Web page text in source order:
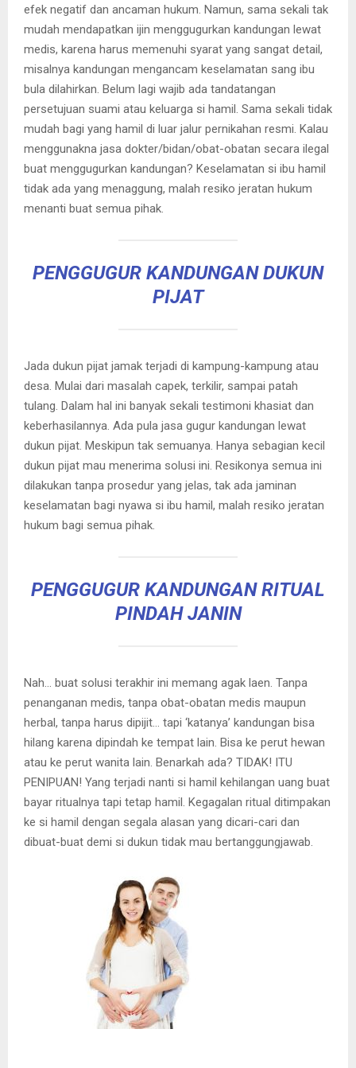
efek negatif dan ancaman hukum. Namun, sama sekali tak
mudah mendapatkan ijin menggugurkan kandungan lewat
medis, karena harus memenuhi syarat yang sangat detail,
misalnya kandungan mengancam keselamatan sang ibu
bula dilahirkan. Belum lagi wajib ada tandatangan
persetujuan suami atau keluarga si hamil. Sama sekali tidak
mudah bagi yang hamil di luar jalur pernikahan resmi. Kalau
menggunakna jasa dokter/bidan/obat-obatan secara ilegal
buat menggugurkan kandungan? Keselamatan si ibu hamil
tidak ada yang menaggung, malah resiko jeratan hukum
menanti buat semua pihak.
PENGGUGUR KANDUNGAN DUKUN
PIJAT
Jada dukun pijat jamak terjadi di kampung-kampung atau
desa. Mulai dari masalah capek, terkilir, sampai patah
tulang. Dalam hal ini banyak sekali testimoni khasiat dan
keberhasilannya. Ada pula jasa gugur kandungan lewat
dukun pijat. Meskipun tak semuanya. Hanya sebagian kecil
dukun pijat mau menerima solusi ini. Resikonya semua ini
dilakukan tanpa prosedur yang jelas, tak ada jaminan
keselamatan bagi nyawa si ibu hamil, malah resiko jeratan
hukum bagi semua pihak.
PENGGUGUR KANDUNGAN RITUAL
PINDAH JANIN
Nah… buat solusi terakhir ini memang agak laen. Tanpa
penanganan medis, tanpa obat-obatan medis maupun
herbal, tanpa harus dipijit… tapi ‘katanya’ kandungan bisa
hilang karena dipindah ke tempat lain. Bisa ke perut hewan
atau ke perut wanita lain. Benarkah ada? TIDAK! ITU
PENIPUAN! Yang terjadi nanti si hamil kehilangan uang buat
bayar ritualnya tapi tetap hamil. Kegagalan ritual ditimpakan
ke si hamil dengan segala alasan yang dicari-cari dan
dibuat-buat demi si dukun tidak mau bertanggungjawab.